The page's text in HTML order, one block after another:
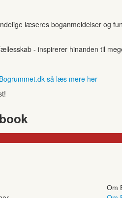
læseres boganmeldelser og
- inspirerer hinanden til
så læs mere her
Om